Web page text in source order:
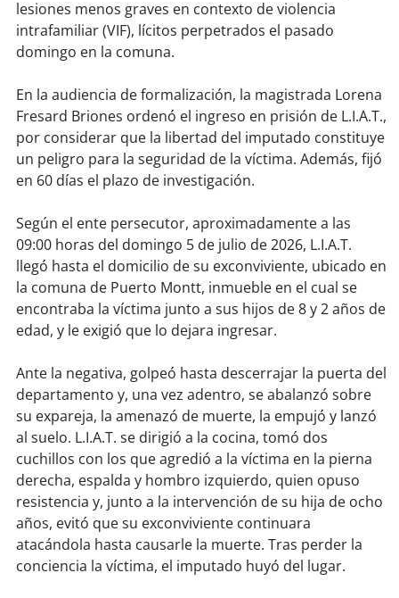
soysanantonio
soysancarlos
soytalcahuano
soycoronel
soyarauco
soy temuco
soy valdivia
soyosorno
soypuertomontt
soychiloé
lesiones menos graves en contexto de violencia
intrafamiliar (VIF), lícitos perpetrados el pasado
domingo en la comuna.
En la audiencia de formalización, la magistrada Lorena
Fresard Briones ordenó el ingreso en prisión de L.I.A.T.,
por considerar que la libertad del imputado constituye
un peligro para la seguridad de la víctima. Además, fijó
en 60 días el plazo de investigación.
Según el ente persecutor, aproximadamente a las
09:00 horas del domingo 5 de julio de 2026, L.I.A.T.
llegó hasta el domicilio de su exconviviente, ubicado en
la comuna de Puerto Montt, inmueble en el cual se
encontraba la víctima junto a sus hijos de 8 y 2 años de
edad, y le exigió que lo dejara ingresar.
Ante la negativa, golpeó hasta descerrajar la puerta del
departamento y, una vez adentro, se abalanzó sobre
su expareja, la amenazó de muerte, la empujó y lanzó
al suelo. L.I.A.T. se dirigió a la cocina, tomó dos
cuchillos con los que agredió a la víctima en la pierna
derecha, espalda y hombro izquierdo, quien opuso
resistencia y, junto a la intervención de su hija de ocho
años, evitó que su exconviviente continuara
atacándola hasta causarle la muerte. Tras perder la
conciencia la víctima, el imputado huyó del lugar.